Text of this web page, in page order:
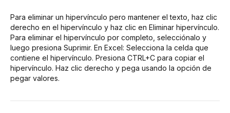
Para eliminar un hipervínculo pero mantener el texto, haz clic
derecho en el hipervínculo y haz clic en Eliminar hipervínculo.
Para eliminar el hipervínculo por completo, selecciónalo y
luego presiona Suprimir. En Excel: Selecciona la celda que
contiene el hipervínculo. Presiona CTRL+C para copiar el
hipervínculo. Haz clic derecho y pega usando la opción de
pegar valores.